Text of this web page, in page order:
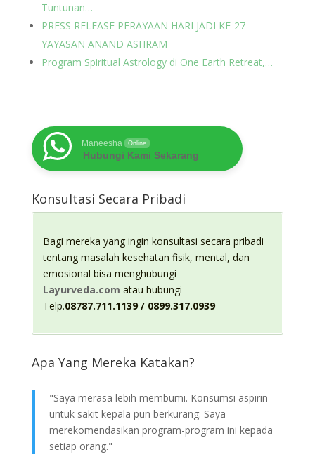
Tuntunan…
PRESS RELEASE PERAYAAN HARI JADI KE-27
YAYASAN ANAND ASHRAM
Program Spiritual Astrology di One Earth Retreat,…
Maneesha Online
Hubungi Kami Sekarang
Konsultasi Secara Pribadi
Bagi mereka yang ingin konsultasi secara pribadi
tentang masalah kesehatan fisik, mental, dan
emosional bisa menghubungi
Layurveda.com atau hubungi
Telp.08787.711.1139 / 0899.317.0939
Apa Yang Mereka Katakan?
"Saya merasa lebih membumi. Konsumsi aspirin
untuk sakit kepala pun berkurang. Saya
merekomendasikan program-program ini kepada
setiap orang."